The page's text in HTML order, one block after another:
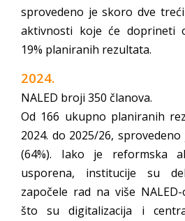
sprovedeno je skoro dve
aktivnosti koje će doprineti
19% planiranih rezultata.
2024.
NALED broji 350 članova.
Od 166 ukupno planiranih
2024. do 2025/26,
(64%). Iako je reformska
usporena, institucije su
započele rad na više
što su digitalizacija i